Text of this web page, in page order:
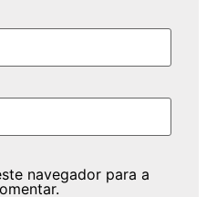
navegador para a